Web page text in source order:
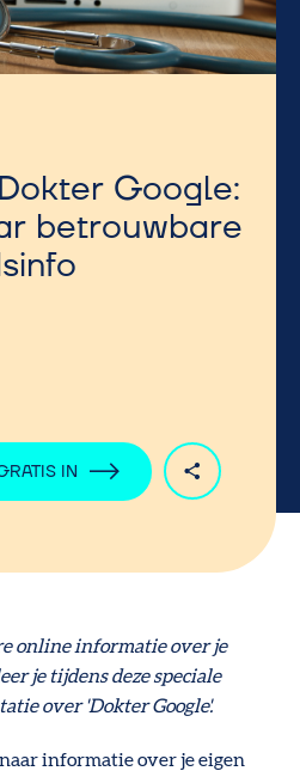
Google:
betrouwbare
IN
online informatie over je
je tijdens deze speciale
over 'Dokter Google'.
informatie over je eigen